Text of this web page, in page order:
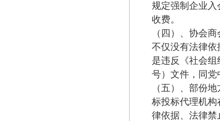
规定强制企业
收费。
（四）、协会
不仅没有法律
是违反《社会
号）文件，同
（五）、部份
标投标代理机
律依据、法律